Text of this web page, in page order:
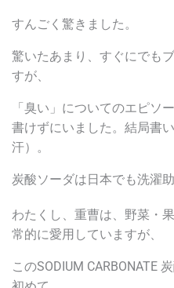
すんごく驚きました。
驚いたあまり、すぐにでも
すが、
「臭い」についてのエピソ
書けずにいました。結局書
汗）。
炭酸ソーダは日本でも洗濯
わたくし、重曹は、野菜・
常的に愛用していますが、
このSODIUM CARBONATE